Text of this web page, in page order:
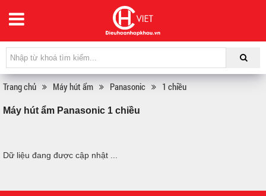
Trang chủ Máy hút ẩm Panasonic 1 chiều
Máy hút ẩm Panasonic 1 chiều
Dữ liệu đang được cập nhật ...